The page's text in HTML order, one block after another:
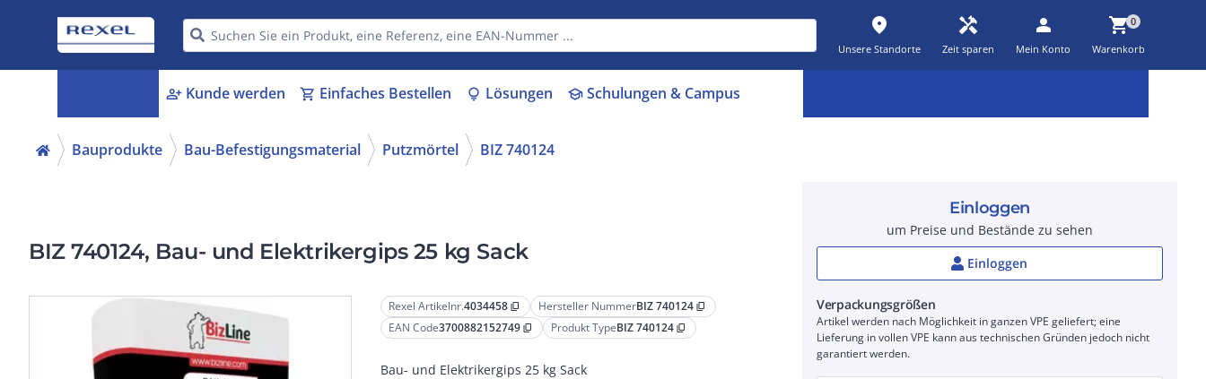
place
Unsere Standorte
handyman
Zeit sparen
person
Mein Konto
shopping_cart0
Warenkorb
person_add Kunde werden shopping_cart Einfaches Bestellen lightbulb Lösungen schoolSchulungen & Campus
Bauprodukte Bau-Befestigungsmaterial Putzmörtel BIZ 740124
BIZ 740124, Bau- und Elektrikergips 25 kg Sack
Rexel Artikelnr.4034458 content_copy Hersteller NummerBIZ 740124 content_copy
EAN Code3700882152749 content_copy Produkt TypeBIZ 740124 content_copy
Bau- und Elektrikergips 25 kg Sack
Einloggen
um Preise und Bestände zu sehen
Einloggen
Verpackungsgrößen
Artikel werden nach Möglichkeit in ganzen VPE geliefert; eine
Lieferung in vollen VPE kann aus technischen Gründen jedoch nicht
garantiert werden.